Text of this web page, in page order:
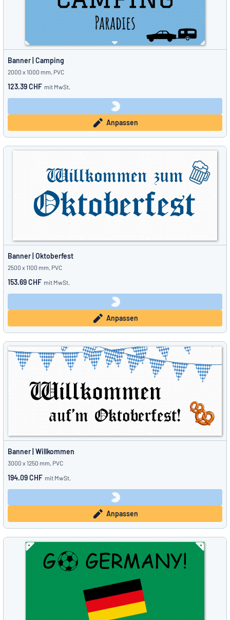
Banner | Camping
2000 x 1000 mm, PVC
123.39 CHF mit MwSt.
Anpassen
Banner | Oktoberfest
2500 x 1100 mm, PVC
153.69 CHF mit MwSt.
Anpassen
Banner | Willkommen
3000 x 1250 mm, PVC
194.09 CHF mit MwSt.
Anpassen